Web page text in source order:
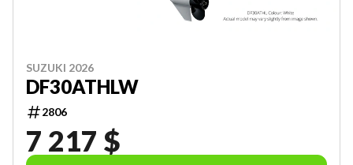
SUZUKI 2026
DF30ATHLW
2806
7 217 $